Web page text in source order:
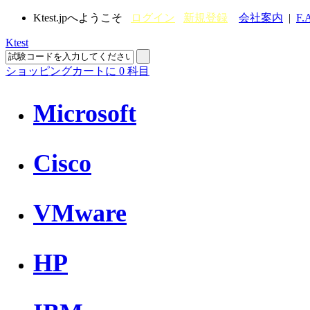
Ktest.jpへようこそ ログイン 新規登録 会社案内 |
Ktest
ショッピングカートに 0 科目
Microsoft
Cisco
VMware
HP